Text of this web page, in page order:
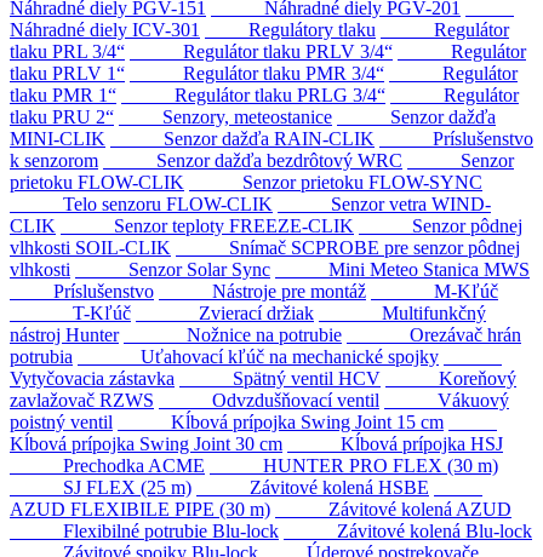
Náhradné diely PGV-151
Náhradné diely PGV-201
Náhradné diely ICV-301
Regulátory tlaku
Regulátor
tlaku PRL 3/4“
Regulátor tlaku PRLV 3/4“
Regulátor
tlaku PRLV 1“
Regulátor tlaku PMR 3/4“
Regulátor
tlaku PMR 1“
Regulátor tlaku PRLG 3/4“
Regulátor
tlaku PRU 2“
Senzory, meteostanice
Senzor dažďa
MINI-CLIK
Senzor dažďa RAIN-CLIK
Príslušenstvo
k senzorom
Senzor dažďa bezdrôtový WRC
Senzor
prietoku FLOW-CLIK
Senzor prietoku FLOW-SYNC
Telo senzoru FLOW-CLIK
Senzor vetra WIND-
CLIK
Senzor teploty FREEZE-CLIK
Senzor pôdnej
vlhkosti SOIL-CLIK
Snímač SCPROBE pre senzor pôdnej
vlhkosti
Senzor Solar Sync
Mini Meteo Stanica MWS
Príslušenstvo
Nástroje pre montáž
M-Kľúč
T-Kľúč
Zvierací držiak
Multifunkčný
nástroj Hunter
Nožnice na potrubie
Orezávač hrán
potrubia
Uťahovací kľúč na mechanické spojky
Vytyčovacia zástavka
Spätný ventil HCV
Koreňový
zavlažovač RZWS
Odvzdušňovací ventil
Vákuový
poistný ventil
Kĺbová prípojka Swing Joint 15 cm
Kĺbová prípojka Swing Joint 30 cm
Kĺbová prípojka HSJ
Prechodka ACME
HUNTER PRO FLEX (30 m)
SJ FLEX (25 m)
Závitové kolená HSBE
AZUD FLEXIBILE PIPE (30 m)
Závitové kolená AZUD
Flexibilné potrubie Blu-lock
Závitové kolená Blu-lock
Závitové spojky Blu-lock
Úderové postrekovače